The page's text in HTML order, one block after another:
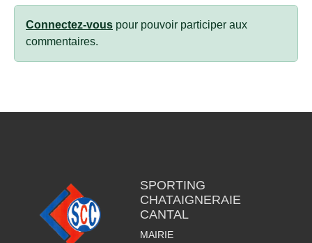
Connectez-vous pour pouvoir participer aux
commentaires.
SPORTING
CHATAIGNERAIE
CANTAL
MAIRIE